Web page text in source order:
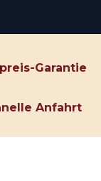
Garantie
Anfahrt